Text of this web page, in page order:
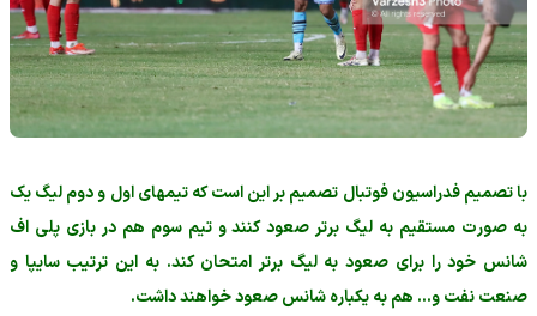
با تصمیم فدراسیون فوتبال تصمیم بر این است که تیمهای اول و دوم لیگ یک
به صورت مستقیم به لیگ برتر صعود کنند و تیم سوم هم در بازی پلی اف
شانس خود را برای صعود به لیگ برتر امتحان کند. به این ترتیب سایپا و
صنعت نفت و… هم به یکباره شانس صعود خواهند داشت.